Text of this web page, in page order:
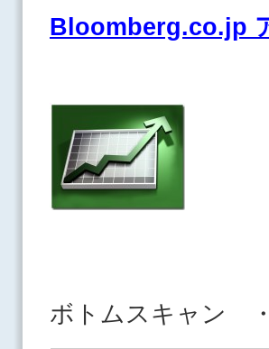
Bloomberg.co.jp
ボトムスキャン